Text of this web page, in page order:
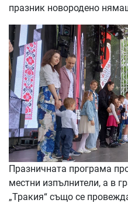
празник новородено
Празничната програма
местни изпълнители, а в
„Тракия“ също се